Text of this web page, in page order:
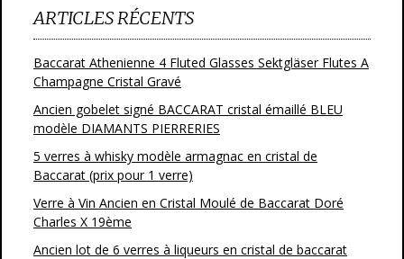
ARTICLES RÉCENTS
Baccarat Athenienne 4 Fluted Glasses Sektgläser Flutes A
Champagne Cristal Gravé
Ancien gobelet signé BACCARAT cristal émaillé BLEU
modèle DIAMANTS PIERRERIES
5 verres à whisky modèle armagnac en cristal de
Baccarat (prix pour 1 verre)
Verre à Vin Ancien en Cristal Moulé de Baccarat Doré
Charles X 19ème
Ancien lot de 6 verres à liqueurs en cristal de baccarat